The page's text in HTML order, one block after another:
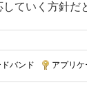
ていく方針だ
バンド アプリケ